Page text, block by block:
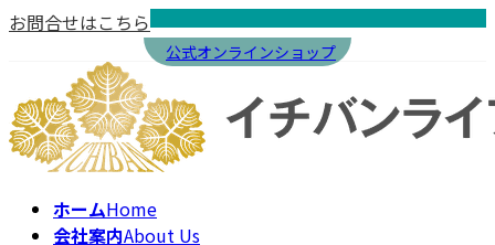
コ
ン
ツ
へ
ナ
ー
シ
ョ
お問合せはこちら
公式オンラインショップ
ホームHome
会社案内About Us